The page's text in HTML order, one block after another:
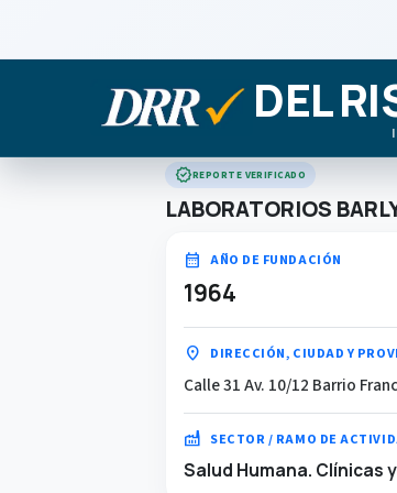
DEL
verifiedREPORTE VERIFICADO
LABORATORIOS
calendar_month AÑO DE FUNDACIÓN
1964
location_on DIRECCIÓN, CIUDAD Y
Calle 31 Av. 10/12 Barrio
factory SECTOR / RAMO DE
Salud Humana. Clínicas